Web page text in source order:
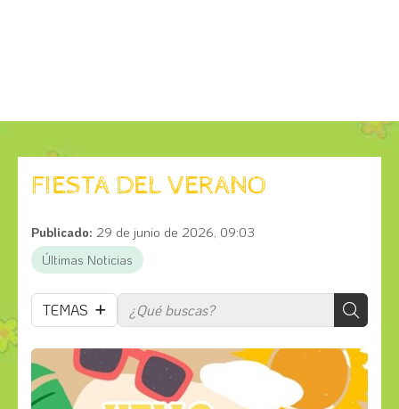
FIESTA DEL VERANO
Publicado: 29 de junio de 2026, 09:03
Últimas Noticias
TEMAS